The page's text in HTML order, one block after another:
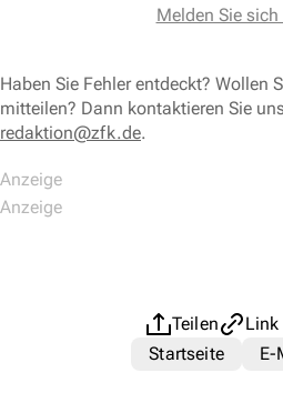
Melden Sie sich
Haben Sie Fehler entdeckt? Wollen
mitteilen? Dann kontaktieren Sie
redaktion@zfk.de.
Teilen
Link
Startseite
E-